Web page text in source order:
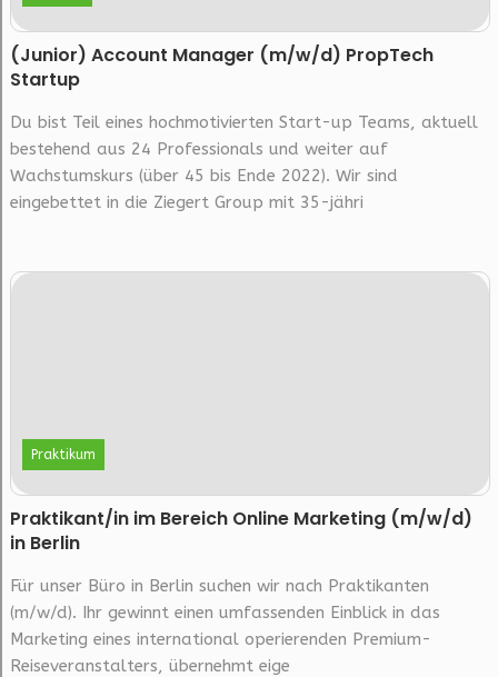
(Junior) Account Manager (m/w/d) PropTech
Startup
Du bist Teil eines hochmotivierten Start-up Teams, aktuell
bestehend aus 24 Professionals und weiter auf
Wachstumskurs (über 45 bis Ende 2022). Wir sind
eingebettet in die Ziegert Group mit 35-jähri
Praktikum
Prak­ti­kan­t/in im Be­reich On­line Mar­ke­ting (m/w/d)
in Berlin
Für unser Büro in Berlin suchen wir nach Praktikanten
(m/w/d). Ihr gewinnt einen umfassenden Einblick in das
Marketing eines international operierenden Premium-
Reiseveranstalters, übernehmt eige